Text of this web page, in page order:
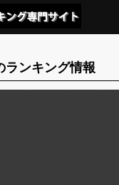
ランキング情報